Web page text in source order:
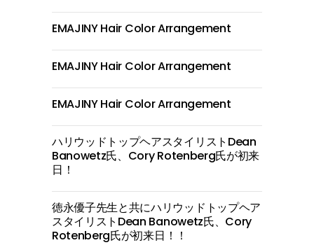
EMAJINY Hair Color Arrangement
EMAJINY Hair Color Arrangement
EMAJINY Hair Color Arrangement
ハリウッドトップヘアスタイリストDean
Banowetz氏、Cory Rotenberg氏が初来
日！
徳永優子先生と共にハリウッドトップヘア
スタイリストDean Banowetz氏、Cory
Rotenberg氏が初来日！！